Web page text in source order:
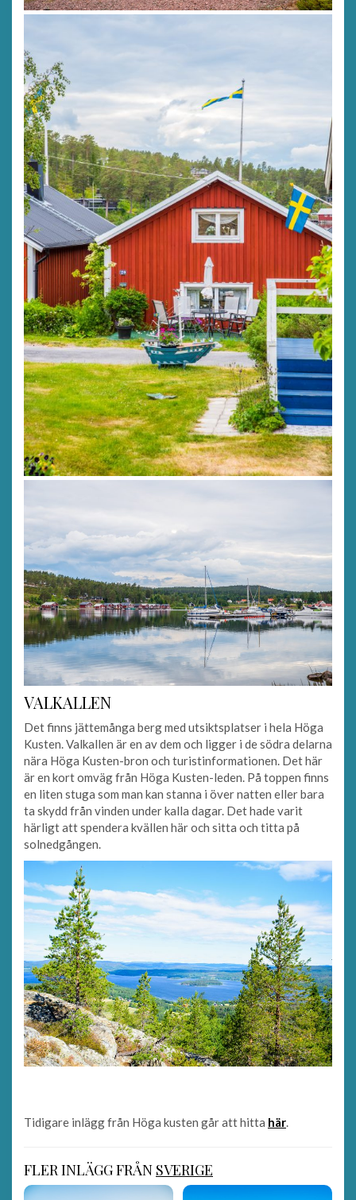
VALKALLEN
Det finns jättemånga berg med utsiktsplatser i hela Höga
Kusten. Valkallen är en av dem och ligger i de södra delarna
nära Höga Kusten-bron och turistinformationen. Det här
är en kort omväg från Höga Kusten-leden. På toppen finns
en liten stuga som man kan stanna i över natten eller bara
ta skydd från vinden under kalla dagar. Det hade varit
härligt att spendera kvällen här och sitta och titta på
solnedgången.
Tidigare inlägg från Höga kusten går att hitta här.
FLER INLÄGG FRÅN SVERIGE